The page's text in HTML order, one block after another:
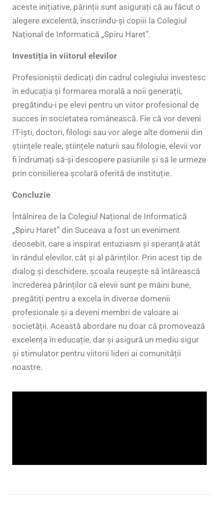
aceste inițiative, părinții sunt asigurați că au făcut o
alegere excelentă, înscriindu-și copiii la Colegiul
Național de Informatică „Spiru Haret”.
Investiția în viitorul elevilor
Profesioniștii dedicați din cadrul colegiului investesc
în educația și formarea morală a noii generații,
pregătindu-i pe elevi pentru un viitor profesional de
succes în societatea românească. Fie că vor deveni
IT-iști, doctori, filologi sau vor alege alte domenii din
științele reale, științele naturii sau filologie, elevii vor
fi îndrumați să-și descopere pasiunile și să le urmeze
prin consilierea școlară oferită de instituție.
Concluzie
Întâlnirea de la Colegiul Național de Informatică
„Spiru Haret” din Suceava a fost un eveniment
deosebit, care a inspirat entuziasm și speranță atât
în rândul elevilor, cât și al părinților. Prin acest tip de
dialog și deschidere, școala reușește să întărească
încrederea părinților că elevii sunt pe mâini bune,
pregătiți pentru a excela în diverse domenii
profesionale și a deveni membri de valoare ai
societății. Această abordare nu doar că promovează
excelența în educație, dar și asigură un mediu sigur
și stimulator pentru viitorii lideri ai comunității
noastre.